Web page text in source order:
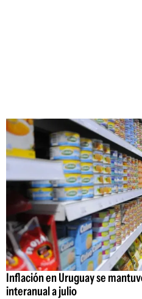
Inflación en Uruguay se
interanual a julio